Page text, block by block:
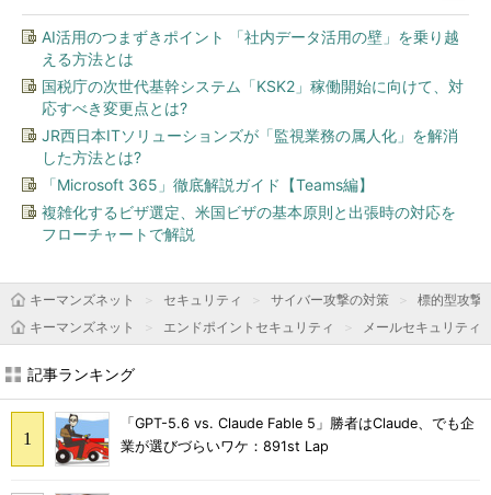
AI活用のつまずきポイント 「社内データ活用の壁」を乗り越
える方法とは
国税庁の次世代基幹システム「KSK2」稼働開始に向けて、対
応すべき変更点とは?
JR西日本ITソリューションズが「監視業務の属人化」を解消
した方法とは?
「Microsoft 365」徹底解説ガイド【Teams編】
複雑化するビザ選定、米国ビザの基本原則と出張時の対応を
フローチャートで解説
キーマンズネット セキュリティ サイバー攻撃の対策
標的型攻撃
キーマンズネット
エンドポイントセキュリティ メールセキュリティ
記事ランキング
「GPT-5.6 vs. Claude Fable 5」勝者はClaude、でも企
業が選びづらいワケ：891st Lap